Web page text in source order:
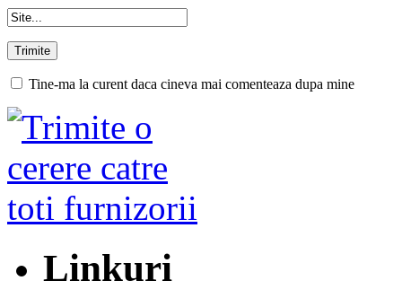
Tine-ma la curent daca cineva mai comenteaza dupa mine
Linkuri